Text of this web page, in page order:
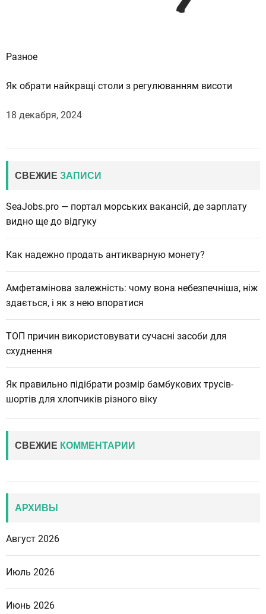
Разное
Як обрати найкращі столи з регулюванням висоти
18 декабря, 2024
СВЕЖИЕ ЗАПИСИ
SeaJobs.pro — портал морських вакансій, де зарплату
видно ще до відгуку
Как надежно продать антикварную монету?
Амфетамінова залежність: чому вона небезпечніша, ніж
здається, і як з нею впоратися
ТОП причин використовувати сучасні засоби для
схуднення
Як правильно підібрати розмір бамбукових трусів-
шортів для хлопчиків різного віку
СВЕЖИЕ КОММЕНТАРИИ
АРХИВЫ
Август 2026
Июль 2026
Июнь 2026